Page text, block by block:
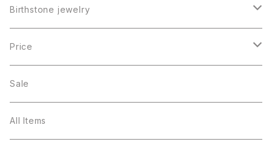
Birthstone jewelry
１月・ガーネット
２月・アメジスト
３月・アクアマリン
Price
～5000円
～10000円
Sale
All Items